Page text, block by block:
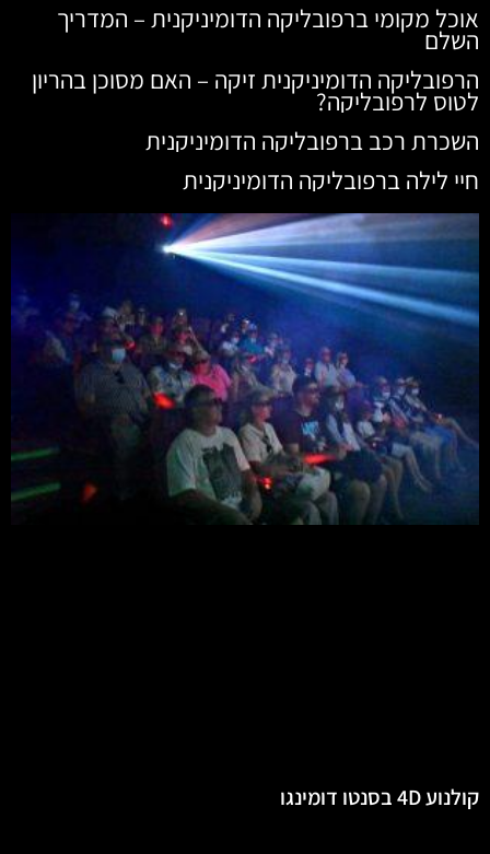
אוכל מקומי ברפובליקה הדומיניקנית – המדריך
השלם
הרפובליקה הדומיניקנית זיקה – האם מסוכן בהריון
לטוס לרפובליקה?
השכרת רכב ברפובליקה הדומיניקנית
חיי לילה ברפובליקה הדומיניקנית
קולנוע 4D בסנטו דומינגו